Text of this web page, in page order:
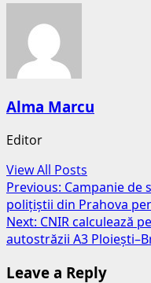
Alma Marcu
Editor
View All Posts
Post
navigation
Previous: Campanie de
polițiștii din Prahova
Next: CNIR calculează
autostrăzii A3
Leave a Reply